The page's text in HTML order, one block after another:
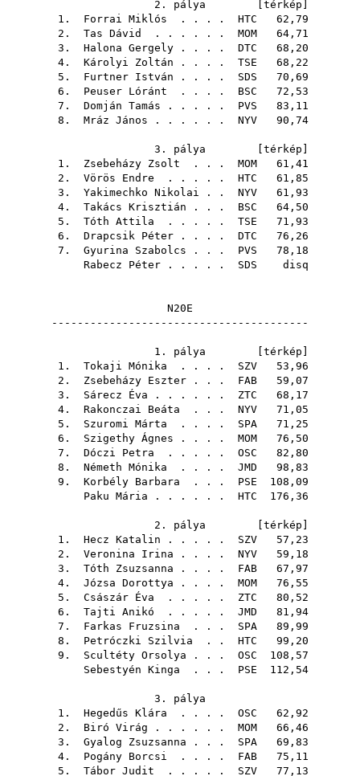
2. pálya [ térkép
1. Forrai Miklós . . . . HTC 62,79
2. Tas Dávid . . . . . . MOM 64,71
3. Halona Gergely . . . . DTC 68,20
4. Károlyi Zoltán . . . . TSE 68,22
5. Furtner István . . . . SDS 70,69
6. Peuser Lóránt . . . . BSC 72,53
7. Domján Tamás . . . . . PVS 83,11
8. Mráz János . . . . . . NYV 90,74
3. pálya [ térkép
1. Zsebeházy Zsolt . . . MOM 61,41
2. Vörös Endre . . . . . HTC 61,85
3. Yakimechko Nikolai . . NYV 61,93
4. Takács Krisztián . . . BSC 64,50
5. Tóth Attila . . . . . TSE 71,93
6. Drapcsik Péter . . . . DTC 76,26
7. Gyurina Szabolcs . . . PVS 78,18
Rabecz Péter . . . . . SDS disq
N20E
----------------------------------------
1. pálya [ térkép
1. Tokaji Mónika . . . . SZV 53,96
2. Zsebeházy Eszter . . . FAB 59,07
3. Sárecz Éva . . . . . . ZTC 68,17
4. Rakonczai Beáta . . . NYV 71,05
5. Szuromi Márta . . . . SPA 71,25
6. Szigethy Ágnes . . . . MOM 76,50
7. Dóczi Petra . . . . . OSC 82,80
8. Németh Mónika . . . . JMD 98,83
9. Korbély Barbara . . . PSE 108,09
Paku Mária . . . . . . HTC 176,36
2. pálya [ térkép
1. Hecz Katalin . . . . . SZV 57,23
2. Veronina Irina . . . . NYV 59,18
3. Tóth Zsuzsanna . . . . FAB 67,97
4. Józsa Dorottya . . . . MOM 76,55
5. Császár Éva . . . . . ZTC 80,52
6. Tajti Anikó . . . . . JMD 81,94
7. Farkas Fruzsina . . . SPA 89,99
8. Petróczki Szilvia . . HTC 99,20
9. Scultéty Orsolya . . . OSC 108,57
Sebestyén Kinga . . . PSE 112,54
3. pálya
1. Hegedűs Klára . . . . OSC 62,92
2. Biró Virág . . . . . . MOM 66,46
3. Gyalog Zsuzsanna . . . SPA 69,83
4. Pogány Borcsi . . . . FAB 75,11
5. Tábor Judit . . . . . SZV 77,13